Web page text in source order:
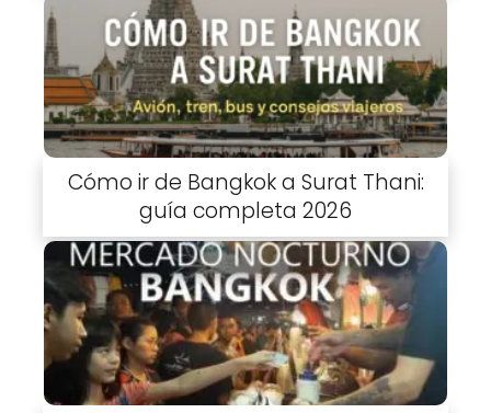
Cómo ir de Bangkok a Surat Thani:
guía completa 2026